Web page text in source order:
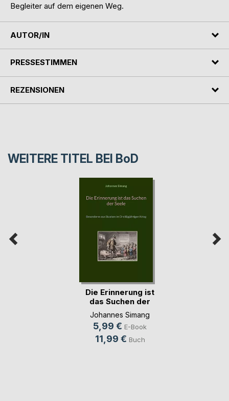
Begleiter auf dem eigenen Weg.
AUTOR/IN
PRESSESTIMMEN
REZENSIONEN
WEITERE TITEL BEI BoD
Die Erinnerung ist
das Suchen der
Seele
Johannes Simang
5,99 € E-Book
11,99 € Buch